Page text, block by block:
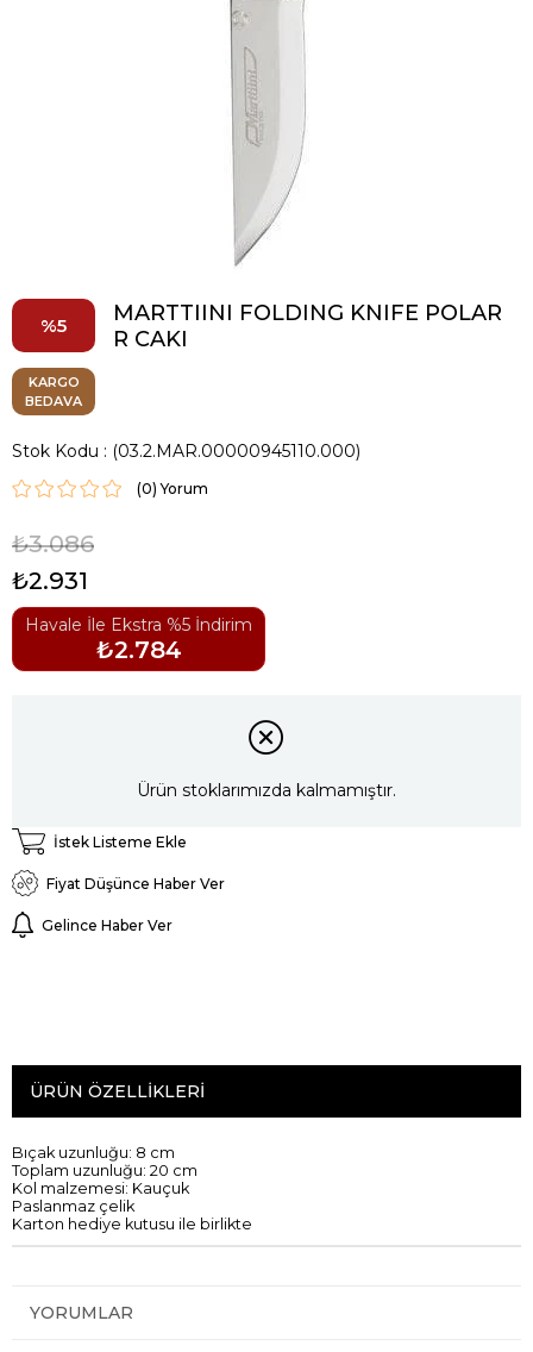
5
MARTTIINI FOLDING KNIFE POLAR
R CAKI
KARGO
BEDAVA
Stok Kodu (03.2.MAR.00000945110.000)
(0)
₺3.086
₺2.931
Havale İle Ekstra %5 İndirim
₺2.784
Ürün stoklarımızda kalmamıştır.
İstek Listeme Ekle
Fiyat Düşünce Haber Ver
Gelince Haber Ver
ÜRÜN ÖZELLIKLERI
Bıçak uzunluğu: 8 cm
Toplam uzunluğu: 20 cm
Kol malzemesi: Kauçuk
Paslanmaz çelik
Karton hediye kutusu ile birlikte
YORUMLAR